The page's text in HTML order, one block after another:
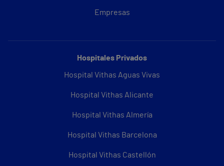
Empresas
Hospitales Privados
Hospital Vithas Aguas Vivas
Hospital Vithas Alicante
Hospital Vithas Almería
Hospital Vithas Barcelona
Hospital Vithas Castellón